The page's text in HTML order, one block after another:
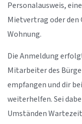
Personalausweis,
Mietvertrag oder den
Wohnung.
Die Anmeldung
Mitarbeiter des
empfangen und dir
weiterhelfen. Sei
Umständen